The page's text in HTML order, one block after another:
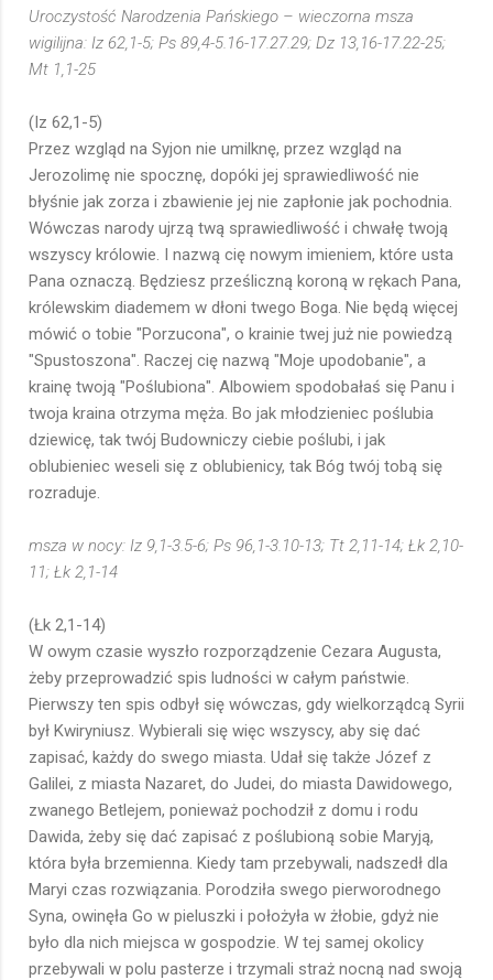
Uroczystość Narodzenia Pańskiego – wieczorna msza
wigilijna: Iz 62,1-5; Ps 89,4-5.16-17.27.29; Dz 13,16-17.22-25;
Mt 1,1-25
(Iz 62,1-5)
Przez wzgląd na Syjon nie umilknę, przez wzgląd na
Jerozolimę nie spocznę, dopóki jej sprawiedliwość nie
błyśnie jak zorza i zbawienie jej nie zapłonie jak pochodnia.
Wówczas narody ujrzą twą sprawiedliwość i chwałę twoją
wszyscy królowie. I nazwą cię nowym imieniem, które usta
Pana oznaczą. Będziesz prześliczną koroną w rękach Pana,
królewskim diademem w dłoni twego Boga. Nie będą więcej
mówić o tobie "Porzucona", o krainie twej już nie powiedzą
"Spustoszona". Raczej cię nazwą "Moje upodobanie", a
krainę twoją "Poślubiona". Albowiem spodobałaś się Panu i
twoja kraina otrzyma męża. Bo jak młodzieniec poślubia
dziewicę, tak twój Budowniczy ciebie poślubi, i jak
oblubieniec weseli się z oblubienicy, tak Bóg twój tobą się
rozraduje.
msza w nocy: Iz 9,1-3.5-6; Ps 96,1-3.10-13; Tt 2,11-14; Łk 2,10-
11; Łk 2,1-14
(Łk 2,1-14)
W owym czasie wyszło rozporządzenie Cezara Augusta,
żeby przeprowadzić spis ludności w całym państwie.
Pierwszy ten spis odbył się wówczas, gdy wielkorządcą Syrii
był Kwiryniusz. Wybierali się więc wszyscy, aby się dać
zapisać, każdy do swego miasta. Udał się także Józef z
Galilei, z miasta Nazaret, do Judei, do miasta Dawidowego,
zwanego Betlejem, ponieważ pochodził z domu i rodu
Dawida, żeby się dać zapisać z poślubioną sobie Maryją,
która była brzemienna. Kiedy tam przebywali, nadszedł dla
Maryi czas rozwiązania. Porodziła swego pierworodnego
Syna, owinęła Go w pieluszki i położyła w żłobie, gdyż nie
było dla nich miejsca w gospodzie. W tej samej okolicy
przebywali w polu pasterze i trzymali straż nocną nad swoją